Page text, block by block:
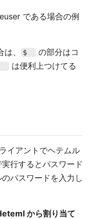
である場合の例
、 $
の部分はコ
は便利上つけてる
イアントでヘテムル
行するとパスワード
パスワードを入力し
から割り当て